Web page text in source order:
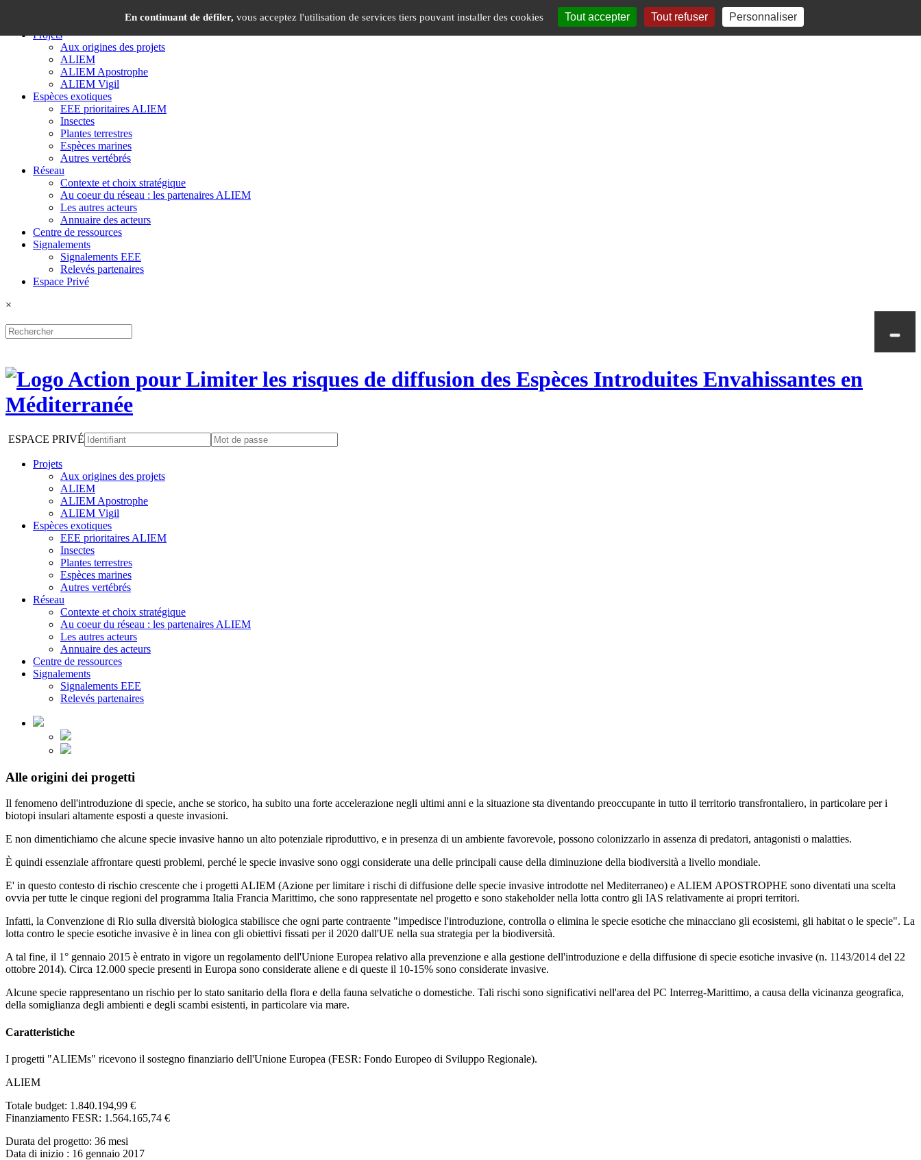
Projets
Aux origines des projets
ALIEM
ALIEM Apostrophe
ALIEM Vigil
Espèces exotiques
EEE prioritaires ALIEM
Insectes
Plantes terrestres
Espèces marines
Autres vertébrés
Réseau
Contexte et choix stratégique
Au coeur du réseau : les partenaires ALIEM
Les autres acteurs
Annuaire des acteurs
Centre de ressources
Signalements
Signalements EEE
Relevés partenaires
Espace Privé
×
ESPACE PRIVÉ
Projets
Aux origines des projets
ALIEM
ALIEM Apostrophe
ALIEM Vigil
Espèces exotiques
EEE prioritaires ALIEM
Insectes
Plantes terrestres
Espèces marines
Autres vertébrés
Réseau
Contexte et choix stratégique
Au coeur du réseau : les partenaires ALIEM
Les autres acteurs
Annuaire des acteurs
Centre de ressources
Signalements
Signalements EEE
Relevés partenaires
Alle origini dei progetti
Il fenomeno dell'introduzione di specie, anche se storico, ha subito una forte accelerazione negli ultimi anni e la situazione sta diventando preoccupante in tutto il territorio transfrontaliero, in particolare per i
biotopi insulari altamente esposti a queste invasioni.
E non dimentichiamo che alcune specie invasive hanno un alto potenziale riproduttivo, e in presenza di un ambiente favorevole, possono colonizzarlo in assenza di predatori, antagonisti o malatties.
È quindi essenziale affrontare questi problemi, perché le specie invasive sono oggi considerate una delle principali cause della diminuzione della biodiversità a livello mondiale.
E' in questo contesto di rischio crescente che i progetti ALIEM (Azione per limitare i rischi di diffusione delle specie invasive introdotte nel Mediterraneo) e ALIEM APOSTROPHE sono diventati una scelta
ovvia per tutte le cinque regioni del programma Italia Francia Marittimo, che sono rappresentate nel progetto e sono stakeholder nella lotta contro gli IAS relativamente ai propri territori.
Infatti, la Convenzione di Rio sulla diversità biologica stabilisce che ogni parte contraente "impedisce l'introduzione, controlla o elimina le specie esotiche che minacciano gli ecosistemi, gli habitat o le specie". La
lotta contro le specie esotiche invasive è in linea con gli obiettivi fissati per il 2020 dall'UE nella sua strategia per la biodiversità.
A tal fine, il 1° gennaio 2015 è entrato in vigore un regolamento dell'Unione Europea relativo alla prevenzione e alla gestione dell'introduzione e della diffusione di specie esotiche invasive (n. 1143/2014 del 22
ottobre 2014). Circa 12.000 specie presenti in Europa sono considerate aliene e di queste il 10-15% sono considerate invasive.
Alcune specie rappresentano un rischio per lo stato sanitario della flora e della fauna selvatiche o domestiche. Tali rischi sono significativi nell'area del PC Interreg-Marittimo, a causa della vicinanza geografica,
della somiglianza degli ambienti e degli scambi esistenti, in particolare via mare.
Caratteristiche
I progetti "ALIEMs" ricevono il sostegno finanziario dell'Unione Europea (FESR: Fondo Europeo di Sviluppo Regionale).
ALIEM
Totale budget: 1.840.194,99 €
Finanziamento FESR: 1.564.165,74 €
Durata del progetto: 36 mesi
Data di inizio : 16 gennaio 2017
En continuant de défiler, vous acceptez l'utilisation de services tiers pouvant installer des cookies Tout accepter Tout refuser Personnaliser